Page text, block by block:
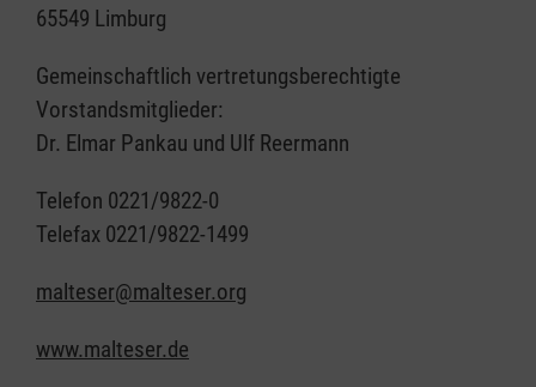
65549 Limburg
Gemeinschaftlich vertretungsberechtigte
Vorstandsmitglieder:
Dr. Elmar Pankau und Ulf Reermann
Telefon 0221/9822-0
Telefax 0221/9822-1499
malteser@malteser.org
www.malteser.de